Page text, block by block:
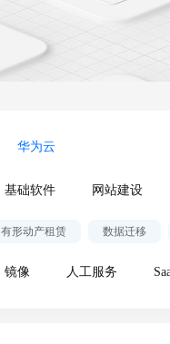
华为云
基础软件 网站建设
有形动产租赁 数据迁移
镜像 人工服务